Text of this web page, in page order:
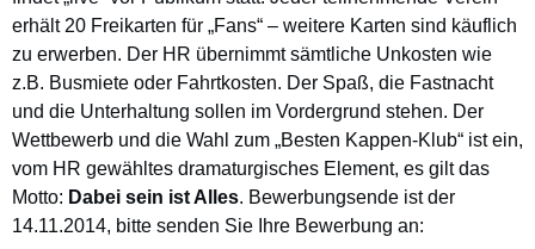
erhält 20 Freikarten für „Fans“ – weitere Karten sind käuflich
zu erwerben. Der HR übernimmt sämtliche Unkosten wie
z.B. Busmiete oder Fahrtkosten. Der Spaß, die Fastnacht
und die Unterhaltung sollen im Vordergrund stehen. Der
Wettbewerb und die Wahl zum „Besten Kappen-Klub“ ist ein,
vom HR gewähltes dramaturgisches Element, es gilt das
Motto: Dabei sein ist Alles. Bewerbungsende ist der
14.11.2014, bitte senden Sie Ihre Bewerbung an: